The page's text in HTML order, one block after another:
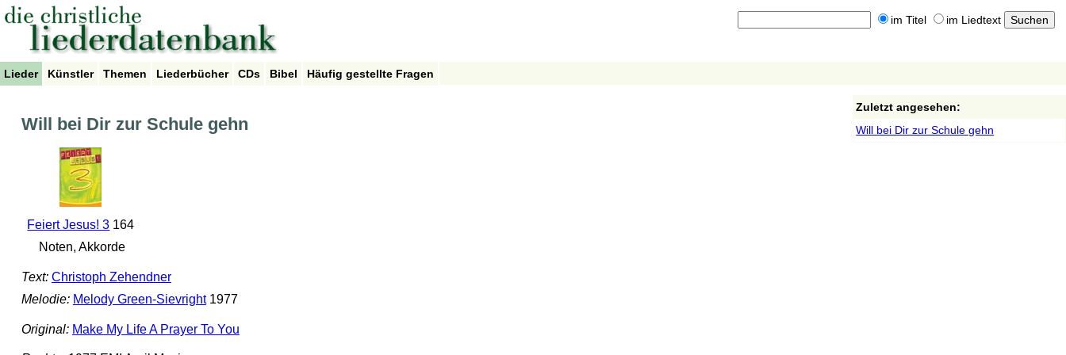
im Titel im Liedtext
Lieder Künstler Themen Liederbücher CDs Bibel Häufig gestellte Fragen
Will bei Dir zur Schule gehn
Feiert Jesus! 3 164
Noten, Akkorde
Text: Christoph Zehendner
Melodie: Melody Green-Sievright1977
Original: Make My Life A Prayer To You
Zuletzt angesehen:
Will bei Dir zur Schule gehn